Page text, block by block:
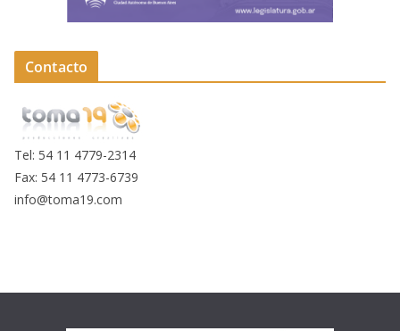
Contacto
Tel: 54 11 4779-2314
Fax: 54 11 4773-6739
info@toma19.com